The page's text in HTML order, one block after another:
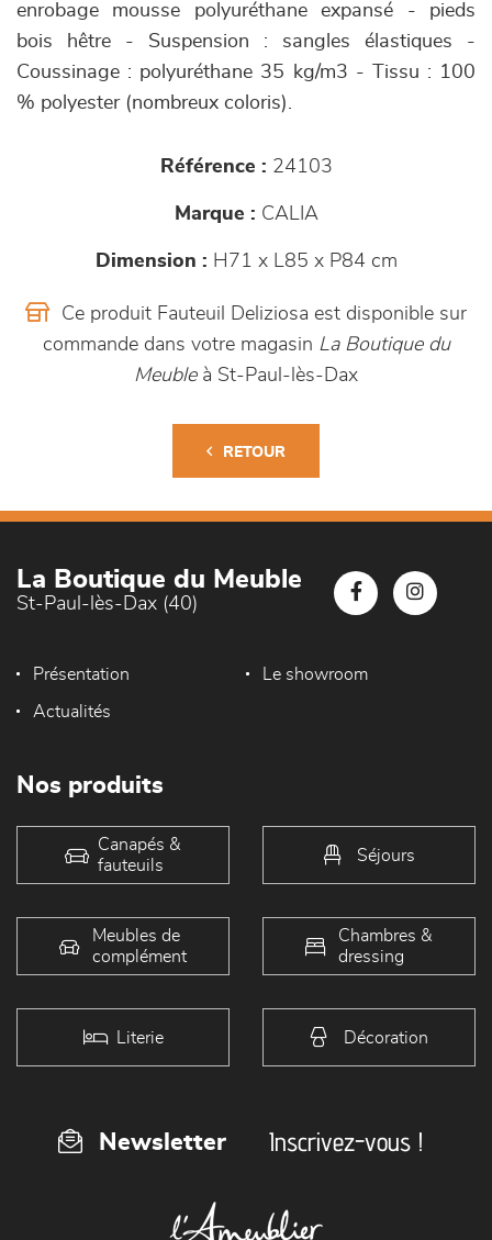
enrobage mousse polyuréthane expansé - pieds
bois hêtre - Suspension : sangles élastiques -
Coussinage : polyuréthane 35 kg/m3 - Tissu : 100
% polyester (nombreux coloris).
Référence : 24103
Marque : CALIA
Dimension : H71 x L85 x P84 cm
Ce produit Fauteuil Deliziosa est disponible sur
commande dans votre magasin La Boutique du
Meubleà St-Paul-lès-Dax
RETOUR
La Boutique du Meuble
St-Paul-lès-Dax (40)
Présentation Le showroom
Actualités
Nos produits
Canapés &
fauteuils
Séjours
Meubles de
complément
Chambres &
dressing
Literie Décoration
Newsletter Inscrivez-vous !